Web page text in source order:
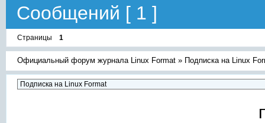
Сообщений [ 1 ]
Страницы 1
Официальный форум журнала Linux Format » Подписка на Linux